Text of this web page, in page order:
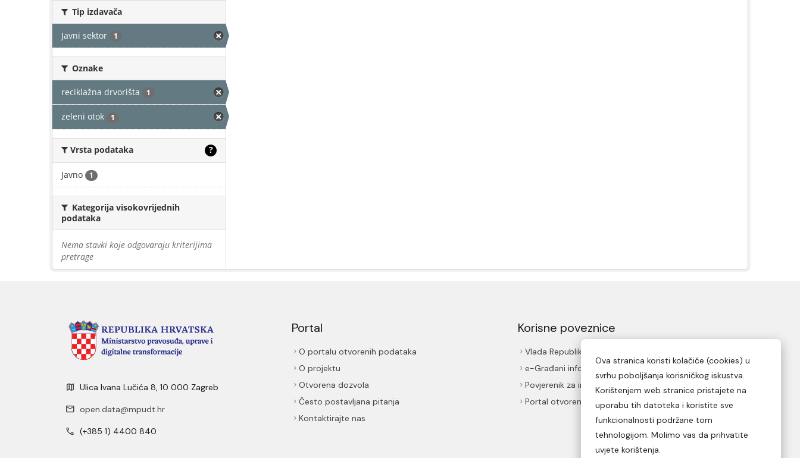
Tip izdavača
Javni sektor 1
Oznake
reciklažna drvorišta 1
zeleni otok 1
Vrsta podataka ?
Javno 1
Kategorija visokovrijednih
podataka
Nema stavki koje odgovaraju kriterijima
pretrage